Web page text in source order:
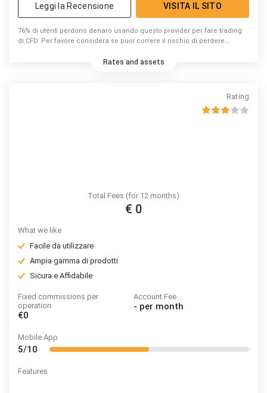
Leggi la Recensione VISITA IL SITO
76% di utenti perdono denaro usando questo provider per fare trading
di CFD. Per favore considera se puoi correre il rischio di perdere
Rates and assets
Rating
Total Fees (for 12 months)
€ 0
What we like
Facile da utilizzare
Ampia gamma di prodotti
Sicura e Affidabile
Fixed commissions per
operation
€0
Account Fee
- per month
Mobile App
5/10
Features